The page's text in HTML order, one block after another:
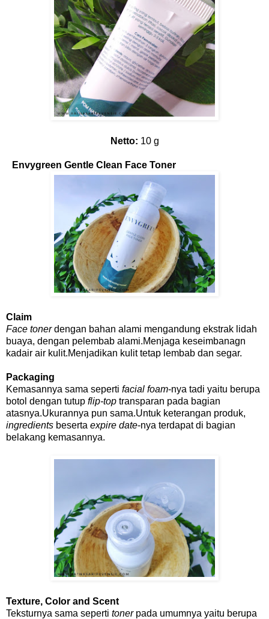
Netto: 10 g
Envygreen Gentle Clean Face Toner
Claim
Face tonerdengan bahan alami mengandung ekstrak lidah
buaya, dengan pelembab alami.Menjaga keseimbanagn
kadair air kulit.Menjadikan kulit tetap lembab dan segar.
Packaging
Kemasannya sama seperti facial foam-nya tadi yaitu berupa
botol dengan tutup flip-top transparan pada bagian
atasnya.Ukurannya pun sama.Untuk keterangan produk,
ingredients beserta expire date-nya terdapat di bagian
belakang kemasannya.
Texture, Color and Scent
Teksturnya sama seperti tonerpada umumnya yaitu berupa